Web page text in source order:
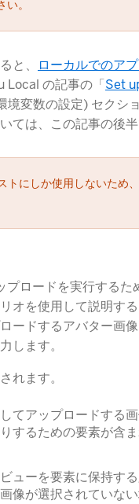
。
と、
ローカルでのア
Local の記事の「Set
境変数の設定) セクシ
ては、この記事の後
トにしか使用しないため
ロードを実行するた
オを使用して説明す
ードするアバター画
します。
れます。
てアップロードする
するための要素が含
ューを要素に保持す
像が選択されていな